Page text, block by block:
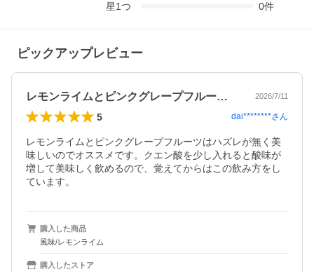
星1つ 0件
ピックアップレビュー
レモンライムとピンクグレープフルーツは… 2026/7/11
5 dai********さん
レモンライムとピンクグレープフルーツはハズレが無く美
味しいのでオススメです。クエン酸を少し入れると酸味が
増して美味しく飲めるので、覚えてからはこの飲み方をし
ています。
購入した商品
風味/レモンライム
購入したストア